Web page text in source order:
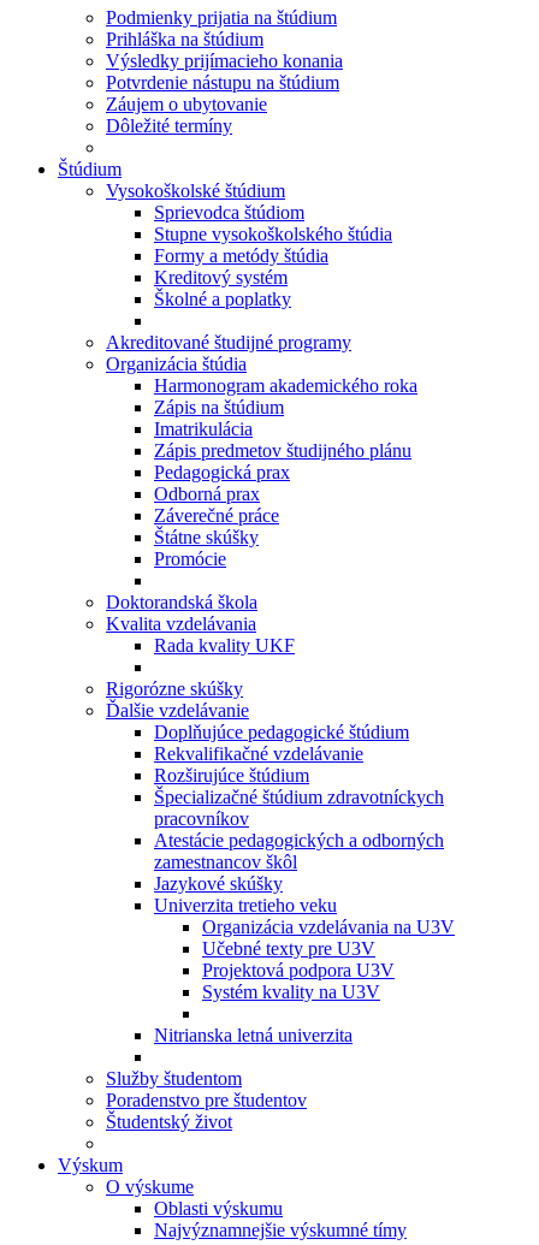
Podmienky prijatia na štúdium
Prihláška na štúdium
Výsledky prijímacieho konania
Potvrdenie nástupu na štúdium
Záujem o ubytovanie
Dôležité termíny
Štúdium
Vysokoškolské štúdium
Sprievodca štúdiom
Stupne vysokoškolského štúdia
Formy a metódy štúdia
Kreditový systém
Školné a poplatky
Akreditované študijné programy
Organizácia štúdia
Harmonogram akademického roka
Zápis na štúdium
Imatrikulácia
Zápis predmetov študijného plánu
Pedagogická prax
Odborná prax
Záverečné práce
Štátne skúšky
Promócie
Doktorandská škola
Kvalita vzdelávania
Rada kvality UKF
Rigorózne skúšky
Ďalšie vzdelávanie
Doplňujúce pedagogické štúdium
Rekvalifikačné vzdelávanie
Rozširujúce štúdium
Špecializačné štúdium zdravotníckych
pracovníkov
Atestácie pedagogických a odborných
zamestnancov škôl
Jazykové skúšky
Univerzita tretieho veku
Organizácia vzdelávania na U3V
Učebné texty pre U3V
Projektová podpora U3V
Systém kvality na U3V
Nitrianska letná univerzita
Služby študentom
Poradenstvo pre študentov
Študentský život
Výskum
O výskume
Oblasti výskumu
Najvýznamnejšie výskumné tímy